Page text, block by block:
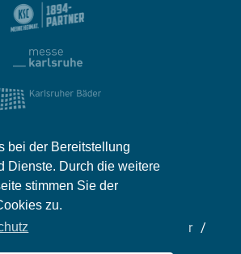
bei der Bereitstellung
Dienste. Durch die weitere
stimmen Sie der
zu.
Partner